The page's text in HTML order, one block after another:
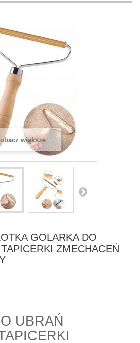
większe
GOLARKA DO
ZMECHACEŃ
UBRAŃ